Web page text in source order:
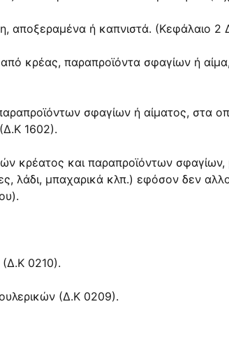
αποξεραμένα ή καπνιστά. (Κεφάλαιο 2
κρέας, παραπροϊόντα σφαγίων ή
σφαγίων ή αίματος, στα
1602).
κρέατος και παραπροϊόντων
λάδι, μπαχαρικά κλπ.) εφόσον δεν
(Δ.Κ 0210).
(Δ.Κ 0209).